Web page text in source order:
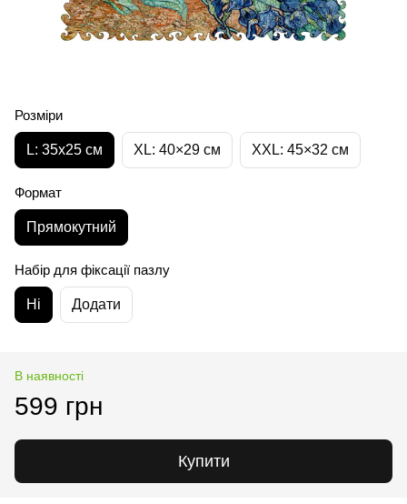
Розміри
L: 35х25 см XL: 40×29 см XXL: 45×32 cм
Формат
Прямокутний
Набір для фіксації пазлу
Ні Додати
В наявності
599 грн
Купити